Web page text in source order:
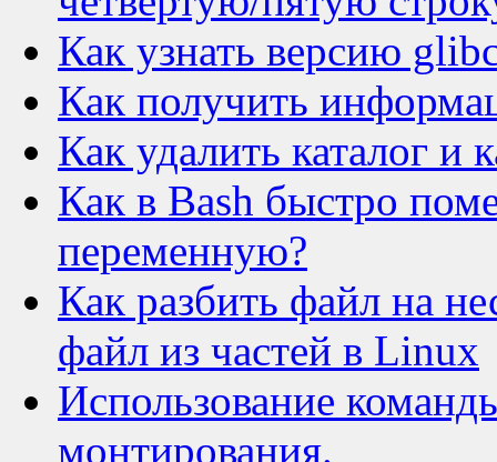
Как узнать версию
Как получить
Как удалить каталог и
Как в Bash быстро
переменную?
Как разбить файл на
файл из частей в Linux
Использование
монтирования.